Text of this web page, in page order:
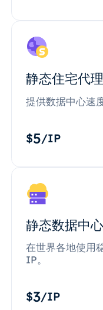
静态住宅代理
提供数据中心速
$5/IP
静态数据中
在世界各地使用
IP。
$3/IP